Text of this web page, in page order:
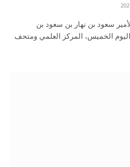
سعود بن نهار بن سعود بن
الخميس، المركز العلمي ومتحف